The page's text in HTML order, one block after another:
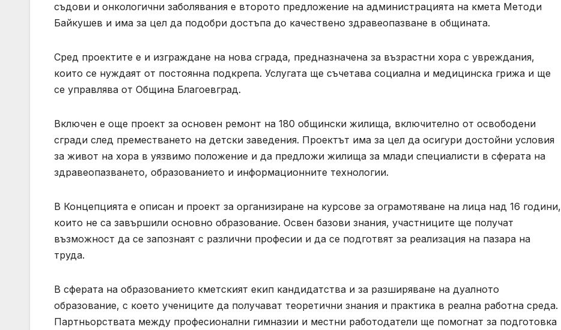
съдови и онкологични заболявания е второто предложение на администрацията на кмета Методи
Байкушев и има за цел да подобри достъпа до качествено здравеопазване в общината.
Сред проектите е и изграждане на нова сграда, предназначена за възрастни хора с увреждания,
които се нуждаят от постоянна подкрепа. Услугата ще съчетава социална и медицинска грижа и ще
се управлява от Община Благоевград.
Включен е още проект за основен ремонт на 180 общински жилища, включително от освободени
сгради след преместването на детски заведения. Проектът има за цел да осигури достойни условия
за живот на хора в уязвимо положение и да предложи жилища за млади специалисти в сферата на
здравеопазването, образованието и информационните технологии.
В Концепцията е описан и проект за организиране на курсове за ограмотяване на лица над 16 години,
които не са завършили основно образование. Освен базови знания, участниците ще получат
възможност да се запознаят с различни професии и да се подготвят за реализация на пазара на
труда.
В сферата на образованието кметският екип кандидатства и за разширяване на дуалното
образование, с което учениците да получават теоретични знания и практика в реална работна среда.
Партньорствата между професионални гимназии и местни работодатели ще помогнат за подготовка